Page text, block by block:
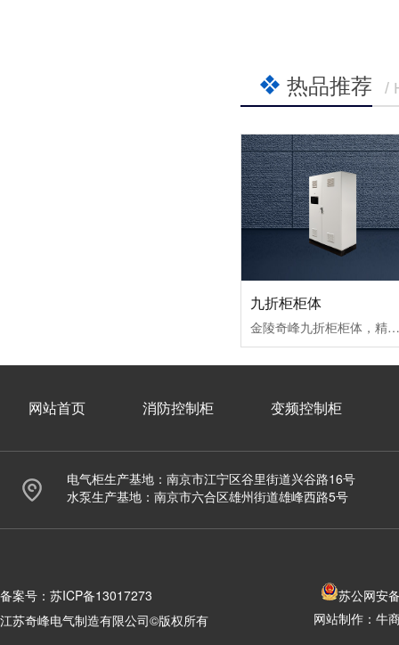
热品推荐 /
九折柜柜体
金陵奇峰九折柜柜体，精选优质钢材打造九折型材框架，结构牢固抗造，承重性能拉满。侧板、顶板均可拆卸，安装维护超便捷，25毫米间距魔术孔设计，让内部设备安装布局更灵活适配，适配各类工控场景。
网站首页 消防控制柜 变频控制柜
电气柜生产基地：南京市江宁区谷里街道兴谷路16号
水泵生产基地：南京市六合区雄州街道雄峰西路5号
备案号： 苏ICP备13017273
苏公网安
网站制作： 牛
江苏奇峰电气制造有限公司©版权所有